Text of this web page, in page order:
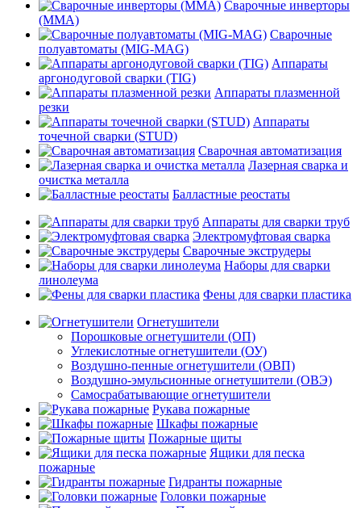
Сварочные инверторы
(MMA)
Сварочные
полуавтоматы (MIG-MAG)
Аппараты
аргонодуговой сварки (TIG)
Аппараты плазменной
резки
Аппараты
точечной сварки (STUD)
Сварочная автоматизация
Лазерная сварка и
очистка металла
Балластные реостаты
Аппараты для сварки труб
Электромуфтовая сварка
Сварочные экструдеры
Наборы для сварки
линолеума
Фены для сварки пластика
Огнетушители
Порошковые огнетушители (ОП)
Углекислотные огнетушители (ОУ)
Воздушно-пенные огнетушители (ОВП)
Воздушно-эмульсионные огнетушители (ОВЭ)
Самосрабатывающие огнетушители
Рукава пожарные
Шкафы пожарные
Пожарные щиты
Ящики для песка
пожарные
Гидранты пожарные
Головки пожарные